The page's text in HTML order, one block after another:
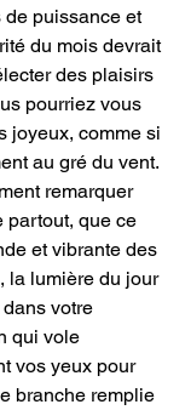
de puissance et
du mois devrait
des plaisirs
pourriez vous
joyeux, comme si
au gré du vent.
remarquer
partout, que ce
et vibrante des
la lumière du jour
votre
qui vole
vos yeux pour
branche remplie